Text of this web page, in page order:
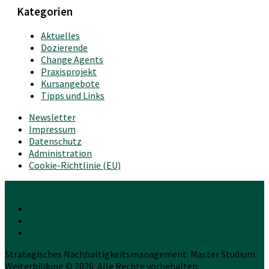
Kategorien
Aktuelles
Dozierende
Change Agents
Praxisprojekt
Kursangebote
Tipps und Links
Newsletter
Impressum
Datenschutz
Administration
Cookie-Richtlinie (EU)
Strategisches Nachhaltigkeitsmanagement: Master Studium
Weiterbildung © 2026. Alle Rechte vorbehalten.